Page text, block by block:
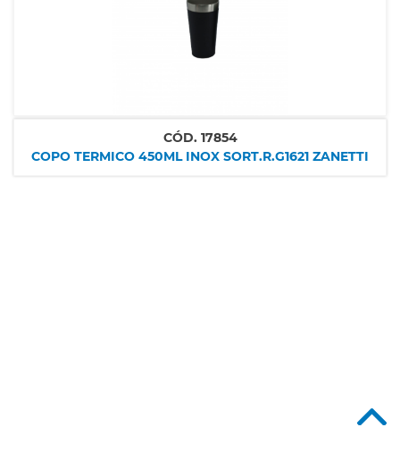
CÓD. 17854
COPO TERMICO 450ML INOX SORT.R.G1621 ZANETTI